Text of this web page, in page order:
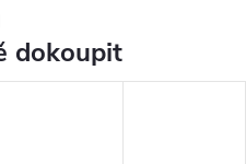
dokoupit